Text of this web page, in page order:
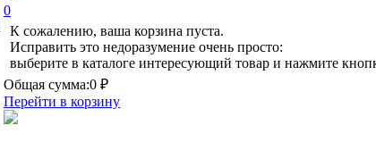
0
К сожалению, ваша корзина пуста.
Исправить это недоразумение очень просто:
выберите в каталоге интересующий товар и нажмите
Общая сумма:0 ₽
Перейти в корзину